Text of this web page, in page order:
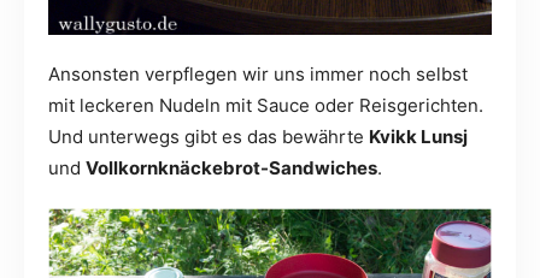
Ansonsten verpflegen wir uns immer noch selbst
mit leckeren Nudeln mit Sauce oder Reisgerichten.
Und unterwegs gibt es das bewährte Kvikk Lunsj
und Vollkornknäckebrot-Sandwiches.